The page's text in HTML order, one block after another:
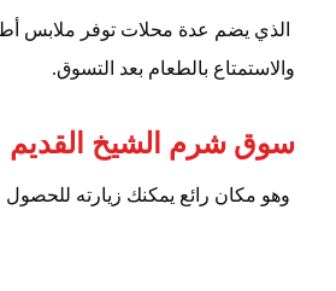
الذي يضم عدة محلات توفر ملابس
والاستمتاع بالطعام بعد التسوق.
سوق شرم الشيخ القديم
وهو مكان رائع يمكنك زيارته